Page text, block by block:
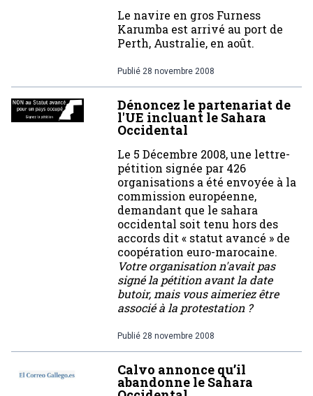
Le navire en gros Furness
Karumba est arrivé au port de
Perth, Australie, en août.
Publié 28 novembre 2008
Dénoncez le partenariat de
l'UE incluant le Sahara
Occidental
Le 5 Décembre 2008, une lettre-
pétition signée par 426
organisations a été envoyée à la
commission européenne,
demandant que le sahara
occidental soit tenu hors des
accords dit « statut avancé » de
coopération euro-marocaine.
Votre organisation n'avait pas
signé la pétition avant la date
butoir, mais vous aimeriez être
associé à la protestation ?
Publié 28 novembre 2008
Calvo annonce qu’il
abandonne le Sahara